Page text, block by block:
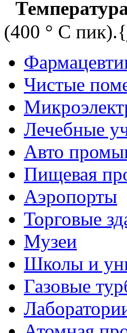
(400 ° C
Чистые
Лечебные
Авто
Пищевая
Аэропорты
Торговые
Музеи
Школы и
Газовые